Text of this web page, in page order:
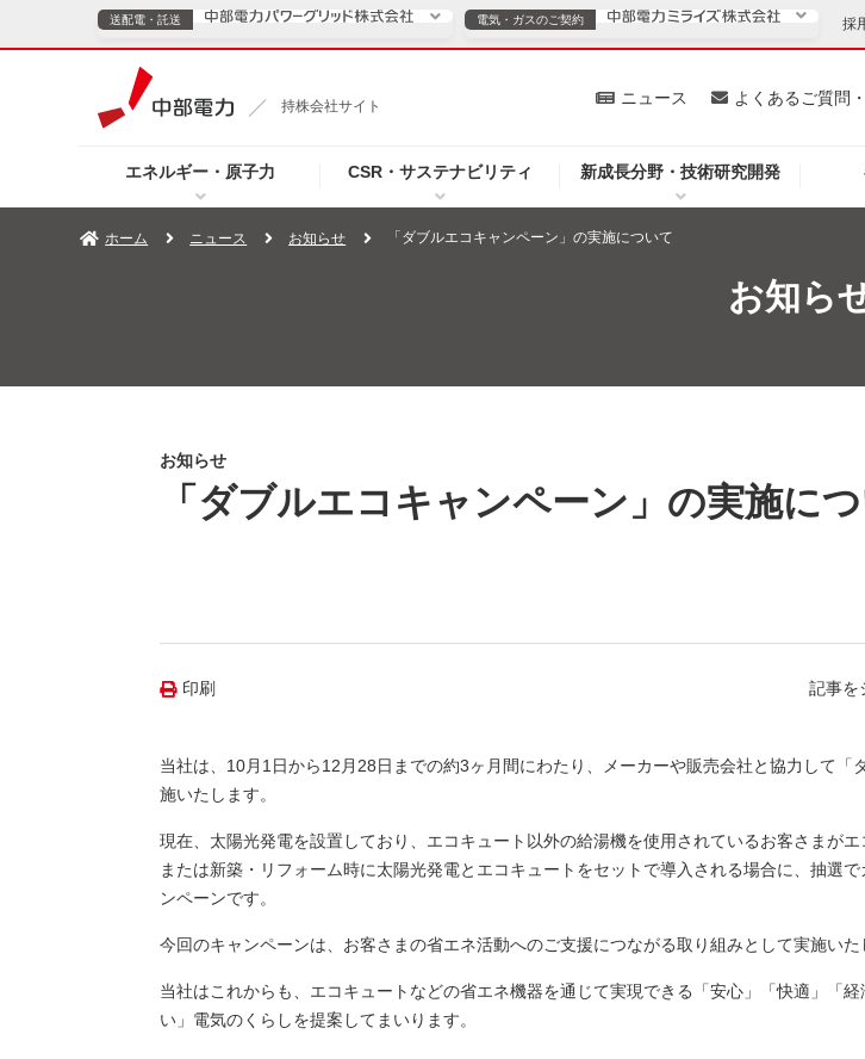
持株会社サイト
エネルギー・原子力 CSR・サステナビリティ 新成長分野・技術研究開発
ニュース よくあるご質問
送配電・託送
TOPページへ ご案内 安
企
電気・ガスのご契約
電気・ガスのご契約
TOPページへ 個人のお客さま 法
採
ホーム ニュース お知らせ 「ダブルエコキャンペーン」の実施について
お知ら
お知らせ
「ダブルエコキャンペーン」の実施に
印刷 記事を
当社は、10月1日から12月28日までの約3ヶ月間にわたり、メーカーや販売会社と協力して「
施いたします。
現在、太陽光発電を設置しており、エコキュート以外の給湯機を使用されているお客さまがエ
または新築・リフォーム時に太陽光発電とエコキュートをセットで導入される場合に、抽選
ンペーンです。
今回のキャンペーンは、お客さまの省エネ活動へのご支援につながる取り組みとして実施いた
当社はこれからも、エコキュートなどの省エネ機器を通じて実現できる「安心」「快適」「
い」電気のくらしを提案してまいります。